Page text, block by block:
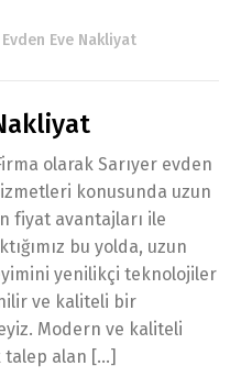
Evden Eve Nakliyat
olarak Sarıyer evden
konusunda uzun
fiyat avantajları ile
bu yolda, uzun
yenilikçi teknolojiler
ve kaliteli bir
Modern ve kaliteli
talep alan […]